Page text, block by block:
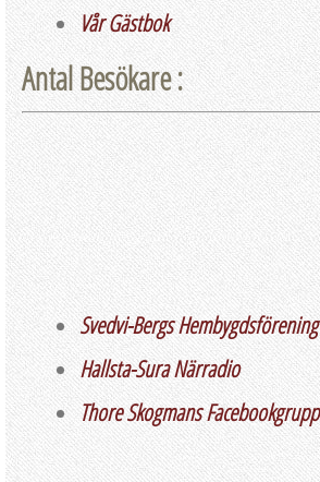
Vår Gästbok
Antal Besökare :
Svedvi-Bergs Hembygdsförening
Hallsta-Sura Närradio
Thore Skogmans Facebookgrupp